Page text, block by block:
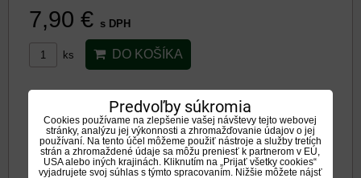
7,90 € s DPH
ks DO KOŠÍKA
Komínová kefa silonová 200 mm
Predvoľby súkromia
Cookies používame na zlepšenie vašej návštevy tejto webovej
stránky, analýzu jej výkonnosti a zhromažďovanie údajov o jej
používaní. Na tento účel môžeme použiť nástroje a služby tretích
strán a zhromaždené údaje sa môžu preniesť k partnerom v EÚ,
USA alebo iných krajinách. Kliknutím na „Prijať všetky cookies“
vyjadrujete svoj súhlas s týmto spracovaním. Nižšie môžete nájsť